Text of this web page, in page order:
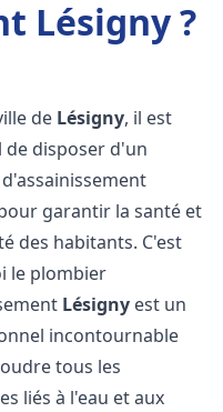
Lésigny ?
de Lésigny, il est
de disposer d'un
garantir la santé et
des habitants. C'est
le plombier
Lésigny est un
incontournable
tous les
liés à l'eau et aux